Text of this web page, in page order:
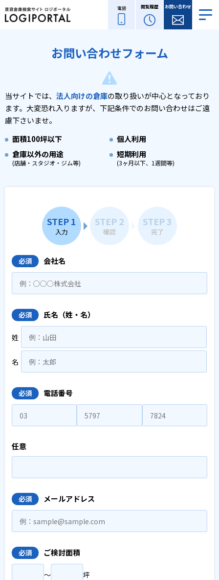
電話 閲覧履歴 お問い合わせ
お問い合わせフォーム
当サイトでは、 法人向けの倉庫の取り扱いが中心となっており
ます。 大変恐れ入りますが、下記条件でのお問い合わせはご遠
慮下さいませ。
面積100坪以下
個人利用
倉庫以外の用途
(店舗・スタジオ・ジム等)
短期利用
(3ヶ月以下、1週間等)
STEP 1
入力
STEP 2
確認
STEP 3
完了
必須 会社名
必須 氏名（姓・名）
姓
名
必須 電話番号
任意
必須 メールアドレス
必須 ご検討面積
〜 坪